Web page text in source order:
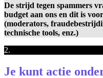
De strijd tegen spammers
budget aan ons en dit is
(moderators,
technische tools, enz.)
2.
Je kunt actie